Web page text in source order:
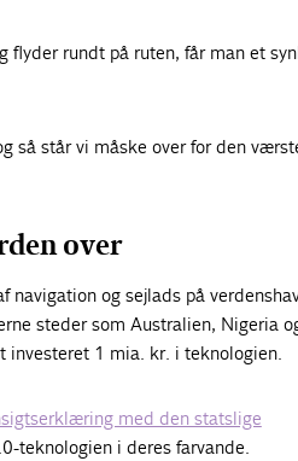
flyder rundt på ruten, får man et
så står vi måske over for den
over
og sejlads på
steder som Australien, Nigeria
investeret 1 mia. kr. i teknologien.
med den statslige
teknologien i deres farvande.